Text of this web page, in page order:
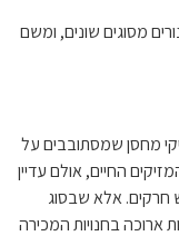
מסוגים שונים, ומשם
מחסן שמסתובבים על
החיים, אולם עדיין
חרקים. אלא שבסוג
ארוכה בחנויות המכירה